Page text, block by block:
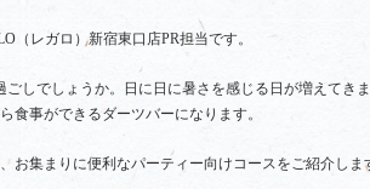
（レガロ）新宿東口店PR担当です。
しでしょうか。日に日に暑さを感じる日が増えてき
食事ができるダーツバーになります。
お集まりに便利なパーティー向けコースをご紹介しま